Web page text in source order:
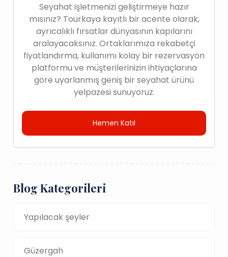
Seyahat işletmenizi geliştirmeye hazır
mısınız? Tourkaya kayıtlı bir acente olarak,
ayrıcalıklı fırsatlar dünyasının kapılarını
aralayacaksınız. Ortaklarımıza rekabetçi
fiyatlandırma, kullanımı kolay bir rezervasyon
platformu ve müşterilerinizin ihtiyaçlarına
göre uyarlanmış geniş bir seyahat ürünü
yelpazesi sunuyoruz.
Hemen Katıl
Blog Kategorileri
Yapılacak şeyler
Güzergah